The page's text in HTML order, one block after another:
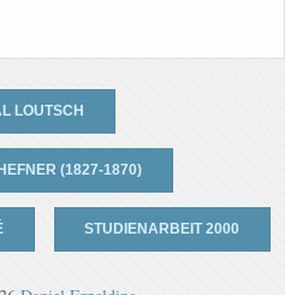
LOUTSCH
(1827-1870)
STUDIENARBEIT 2000